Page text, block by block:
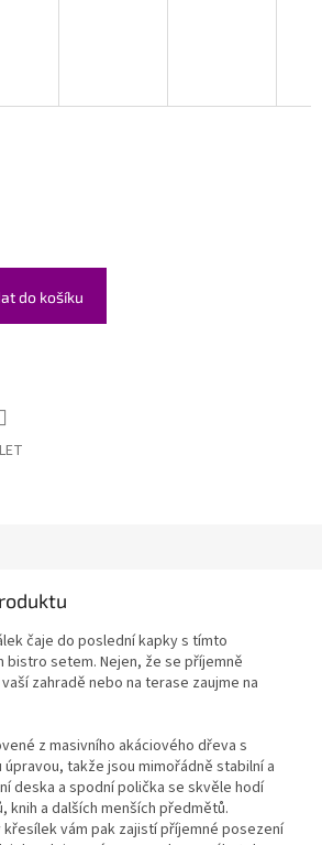
do košíku
čaje do poslední kapky s tímto
bistro setem. Nejen, že se příjemně
zahradě nebo na terase zaujme na
z masivního akáciového dřeva s
takže jsou mimořádně stabilní a
deska a spodní polička se skvěle hodí
knih a dalších menších předmětů.
vám pak zajistí příjemné posezení